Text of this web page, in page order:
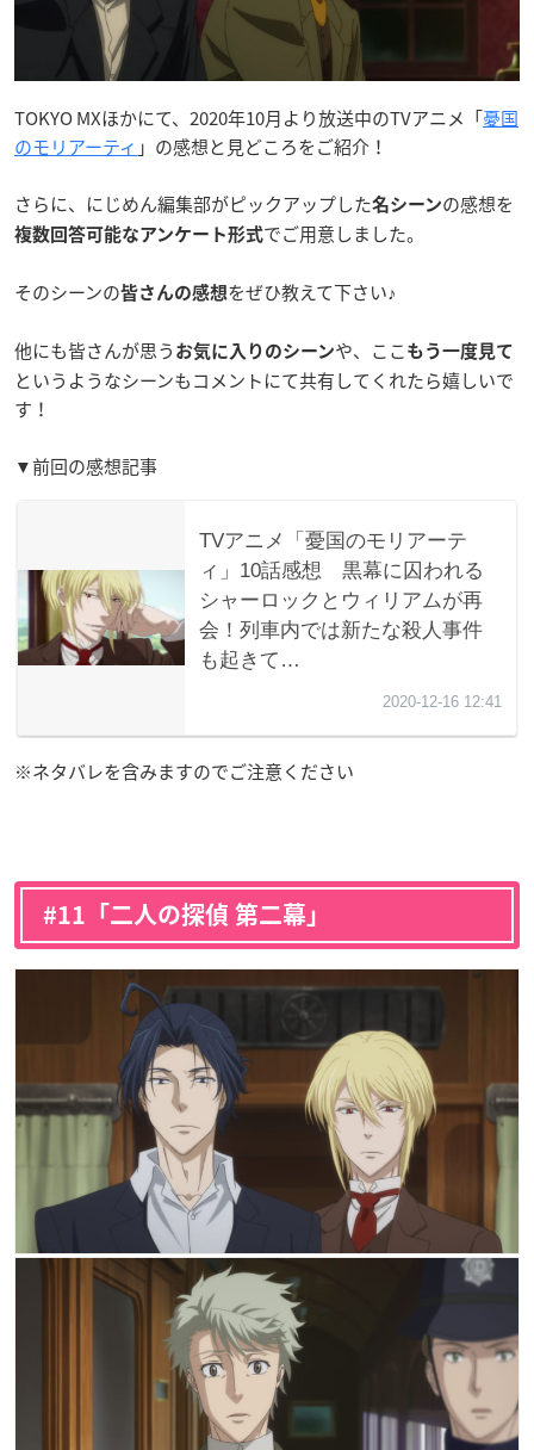
TOKYO MXほかにて、 2020年10月より放送中のTVアニメ「憂国
のモリアーティ 」の感想と見どころをご紹介！
さらに、にじめん編集部がピックアップした名シーンの感想を
複数回答可能なアンケート形式でご用意しました。
そのシーンの皆さんの感想をぜひ教えて下さい♪
他にも皆さんが思う お気に入りのシーンや、ここ もう一度見て
というようなシーンもコメントにて共有してくれたら嬉しいで
す！
▼前回の感想記事
※ネタバレを含みますのでご注意ください
#11「二人の探偵 第二幕」